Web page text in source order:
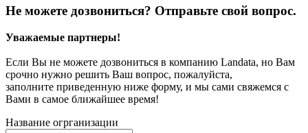
Не можете дозвониться? Отправьте свой вопрос.
Уважаемые партнеры!
Если Вы не можете дозвониться в компанию Landata, но Вам
срочно нужно решить Ваш вопрос, пожалуйста,
заполните приведенную ниже форму, и мы сами свяжемся с
Вами в самое ближайшее время!
Название огрганизации